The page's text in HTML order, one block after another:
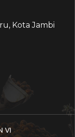
Kota Jambi
VI